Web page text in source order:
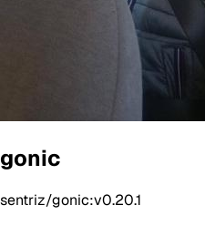
gonic
sentriz/gonic:v0.20.1